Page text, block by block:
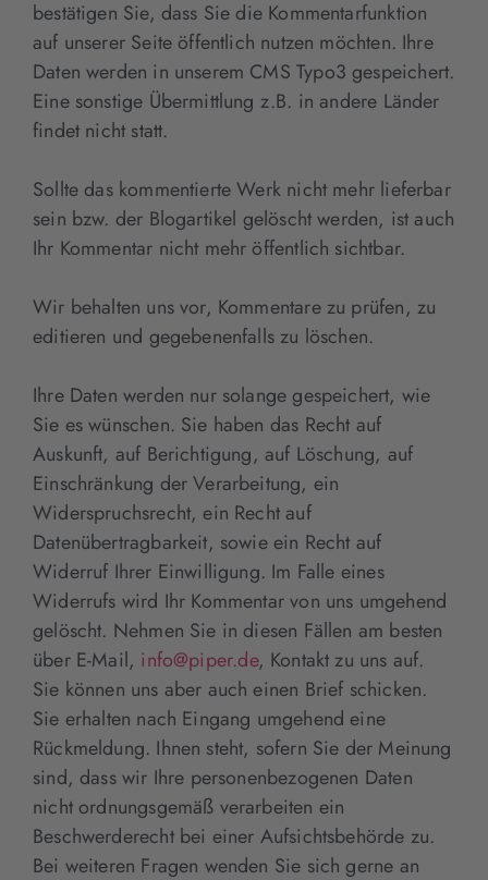
bestätigen Sie, dass Sie die Kommentarfunktion
auf unserer Seite öffentlich nutzen möchten. Ihre
Daten werden in unserem CMS Typo3 gespeichert.
Eine sonstige Übermittlung z.B. in andere Länder
findet nicht statt.
Sollte das kommentierte Werk nicht mehr lieferbar
sein bzw. der Blogartikel gelöscht werden, ist auch
Ihr Kommentar nicht mehr öffentlich sichtbar.
Wir behalten uns vor, Kommentare zu prüfen, zu
editieren und gegebenenfalls zu löschen.
Ihre Daten werden nur solange gespeichert, wie
Sie es wünschen. Sie haben das Recht auf
Auskunft, auf Berichtigung, auf Löschung, auf
Einschränkung der Verarbeitung, ein
Widerspruchsrecht, ein Recht auf
Datenübertragbarkeit, sowie ein Recht auf
Widerruf Ihrer Einwilligung. Im Falle eines
Widerrufs wird Ihr Kommentar von uns umgehend
gelöscht. Nehmen Sie in diesen Fällen am besten
über E-Mail, info@piper.de, Kontakt zu uns auf.
Sie können uns aber auch einen Brief schicken.
Sie erhalten nach Eingang umgehend eine
Rückmeldung. Ihnen steht, sofern Sie der Meinung
sind, dass wir Ihre personenbezogenen Daten
nicht ordnungsgemäß verarbeiten ein
Beschwerderecht bei einer Aufsichtsbehörde zu.
Bei weiteren Fragen wenden Sie sich gerne an